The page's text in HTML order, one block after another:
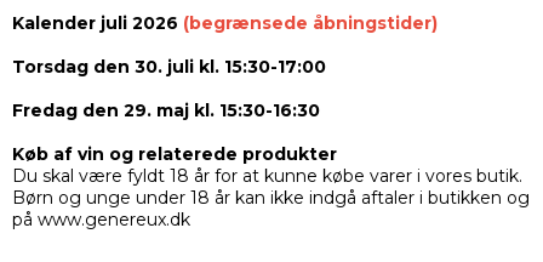
Kalender juli 2026 (begrænsede åbningstider)
Torsdag den 30. juli kl. 15:30-17:00
Fredag den 29. maj kl. 15:30-16:30
Køb af vin og relaterede produkter
Du skal være fyldt 18 år for at kunne købe varer i vores butik.
Børn og unge under 18 år kan ikke indgå aftaler i butikken og
på www.genereux.dk